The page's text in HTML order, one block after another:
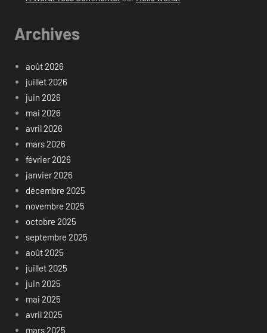
Archives
août 2026
juillet 2026
juin 2026
mai 2026
avril 2026
mars 2026
février 2026
janvier 2026
décembre 2025
novembre 2025
octobre 2025
septembre 2025
août 2025
juillet 2025
juin 2025
mai 2025
avril 2025
mars 2025